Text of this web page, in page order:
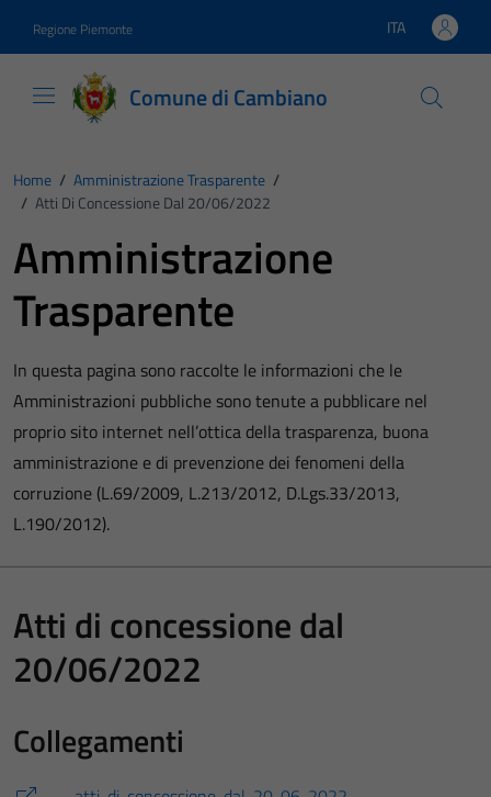
Regione Piemonte Lingua attiva:
ITA
Comune di Cambiano
Home / Amministrazione Trasparente /
/ Atti Di Concessione Dal 20/06/2022
Amministrazione
Trasparente
In questa pagina sono raccolte le informazioni che le
Amministrazioni pubbliche sono tenute a pubblicare nel
proprio sito internet nell’ottica della trasparenza, buona
amministrazione e di prevenzione dei fenomeni della
corruzione (L.69/2009, L.213/2012, D.Lgs.33/2013,
L.190/2012).
Atti di concessione dal
20/06/2022
Collegamenti